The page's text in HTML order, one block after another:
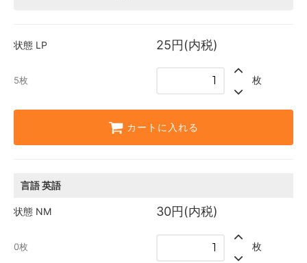
状態 LP 25円(内税)
5枚 枚
カートに入れる
言語英語
状態 NM 30円(内税)
0枚 枚